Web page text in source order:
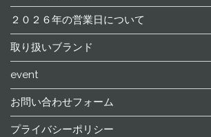
２０２６年の営業日について
取り扱いブランド
event
お問い合わせフォーム
プライバシーポリシー